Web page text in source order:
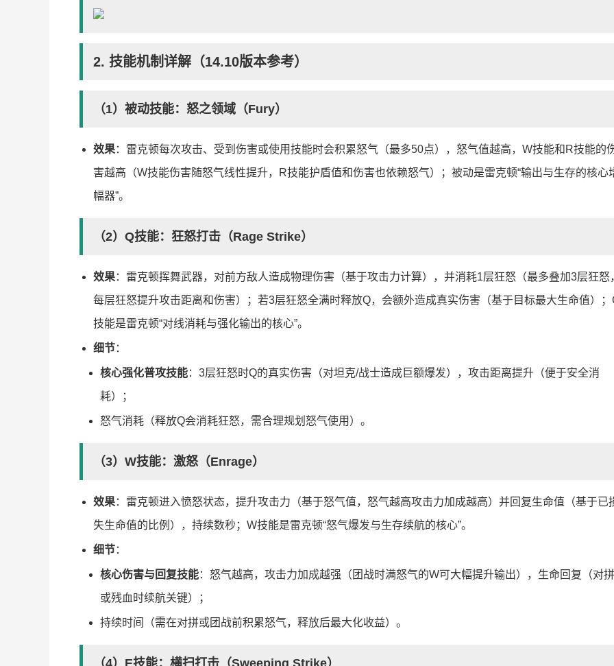
2. 技能机制详解（14.10版本参考）
（1）被动技能：怒之领域（Fury）
效果：雷克顿每次攻击、受到伤害或使用技能时会积累怒气（最多50点），怒气值越高，W技能和R技能的
害越高（W技能伤害随怒气线性提升，R技能护盾值和伤害也依赖怒气）；被动是雷克顿“输出与生存的核心
幅器”。
（2）Q技能：狂怒打击（Rage Strike）
效果：雷克顿挥舞武器，对前方敌人造成物理伤害（基于攻击力计算），并消耗1层狂怒（最多叠加3层狂怒
每层狂怒提升攻击距离和伤害）；若3层狂怒全满时释放Q，会额外造成真实伤害（基于目标最大生命值）；
技能是雷克顿“对线消耗与强化输出的核心”。
细节：
核心强化普攻技能：3层狂怒时Q的真实伤害（对坦克/战士造成巨额爆发），攻击距离提升（便于安全消
耗）；
怒气消耗（释放Q会消耗狂怒，需合理规划怒气使用）。
（3）W技能：激怒（Enrage）
效果：雷克顿进入愤怒状态，提升攻击力（基于怒气值，怒气越高攻击力加成越高）并回复生命值（基于已
失生命值的比例），持续数秒；W技能是雷克顿“怒气爆发与生存续航的核心”。
细节：
核心伤害与回复技能：怒气越高，攻击力加成越强（团战时满怒气的W可大幅提升输出），生命回复（对拼
或残血时续航关键）；
持续时间（需在对拼或团战前积累怒气，释放后最大化收益）。
（4）E技能：横扫打击（Sweeping Strike）